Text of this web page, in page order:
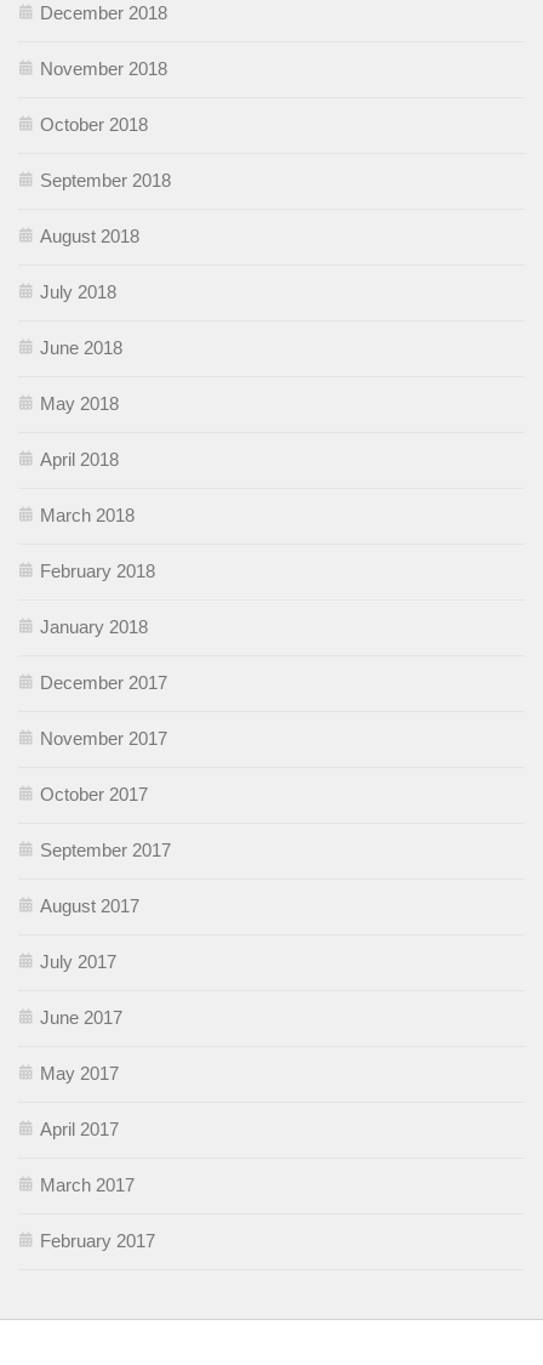
December 2018
November 2018
October 2018
September 2018
August 2018
July 2018
June 2018
May 2018
April 2018
March 2018
February 2018
January 2018
December 2017
November 2017
October 2017
September 2017
August 2017
July 2017
June 2017
May 2017
April 2017
March 2017
February 2017